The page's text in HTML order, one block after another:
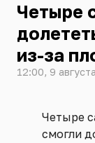
Четыре
из-за
12:00, 9
Четыре
смогли